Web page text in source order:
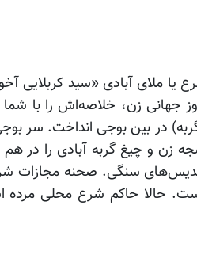
یا ملای آبادی «سید کربلایی
جهانی زن، خلاصه‌اش را با
در بین بوجی انداخت. سر
زن و چیغ گربه آبادی را
سنگی. صحنه مجازات
حالا حاکم شرع محلی